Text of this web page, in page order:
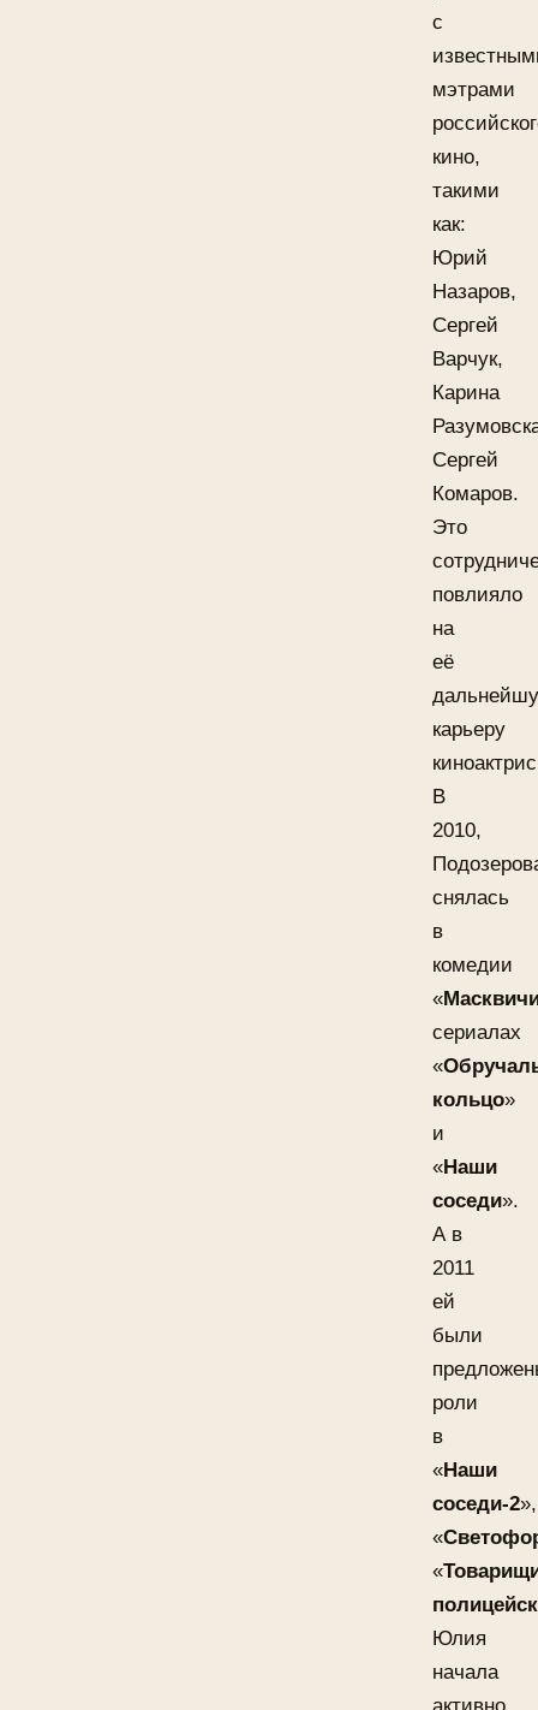
с
мэтрами
кино,
такими
как:
Юрий
Назаров,
Сергей
Варчук,
Карина
Сергей
Комаров.
Это
повлияло
на
её
карьеру
В
2010,
снялась
в
комедии
«
сериалах
«
кольцо»
и
«Наши
соседи».
А в
2011
ей
были
роли
в
«Наши
соседи-2»,
«
«
Юлия
начала
активно